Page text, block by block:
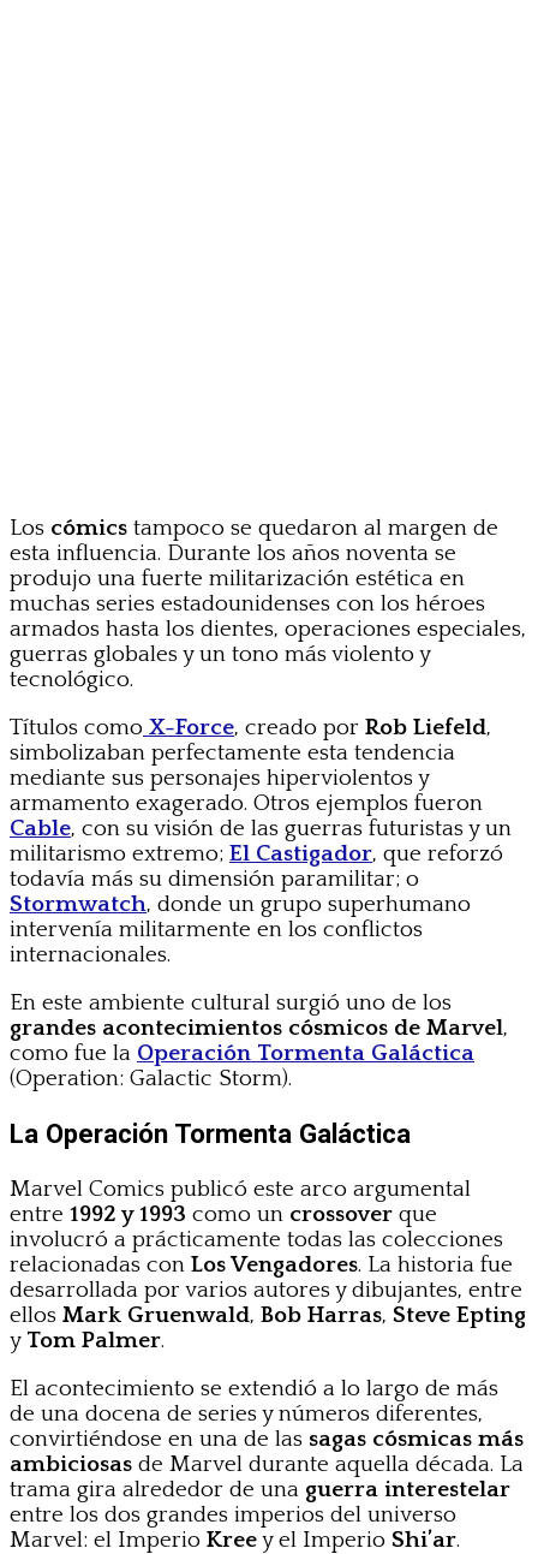
Los cómics tampoco se quedaron al margen de
esta influencia. Durante los años noventa se
produjo una fuerte militarización estética en
muchas series estadounidenses con los héroes
armados hasta los dientes, operaciones especiales,
guerras globales y un tono más violento y
tecnológico.
Títulos como X-Force, creado por Rob Liefeld,
simbolizaban perfectamente esta tendencia
mediante sus personajes hiperviolentos y
armamento exagerado. Otros ejemplos fueron
Cable, con su visión de las guerras futuristas y un
militarismo extremo; El Castigador, que reforzó
todavía más su dimensión paramilitar; o
Stormwatch, donde un grupo superhumano
intervenía militarmente en los conflictos
internacionales.
En este ambiente cultural surgió uno de los
grandes acontecimientos cósmicos de Marvel,
como fue la Operación Tormenta Galáctica
(Operation: Galactic Storm).
La Operación Tormenta Galáctica
Marvel Comics publicó este arco argumental
entre 1992 y 1993 como un crossover que
involucró a prácticamente todas las colecciones
relacionadas con Los Vengadores. La historia fue
desarrollada por varios autores y dibujantes, entre
ellos Mark Gruenwald, Bob Harras, Steve Epting
y Tom Palmer.
El acontecimiento se extendió a lo largo de más
de una docena de series y números diferentes,
convirtiéndose en una de las sagas cósmicas más
ambiciosas de Marvel durante aquella década. La
trama gira alrededor de una guerra interestelar
entre los dos grandes imperios del universo
Marvel: el Imperio Kreey el Imperio Shi’ar.